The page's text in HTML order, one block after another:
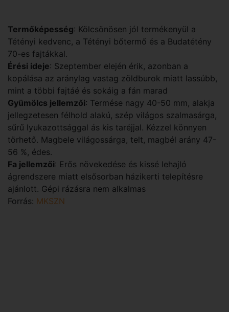
Termőképesség: Kölcsönösen jól termékenyül a
Tétényi kedvenc, a Tétényi bőtermő és a Budatétény
70-es fajtákkal.
Érési ideje: Szeptember elején érik, azonban a
kopálása az aránylag vastag zöldburok miatt lassúbb,
mint a többi fajtáé és sokáig a fán marad
Gyümölcs jellemzői: Termése nagy 40-50 mm, alakja
jellegzetesen félhold alakú, szép világos szalmasárga,
sűrű lyukazottsággal ás kis taréjjal. Kézzel könnyen
törhető. Magbele világossárga, telt, magbél arány 47-
56 %, édes.
Fa jellemzői: Erős növekedése és kissé lehajló
ágrendszere miatt elsősorban házikerti telepítésre
ajánlott. Gépi rázásra nem alkalmas
Forrás: MKSZN